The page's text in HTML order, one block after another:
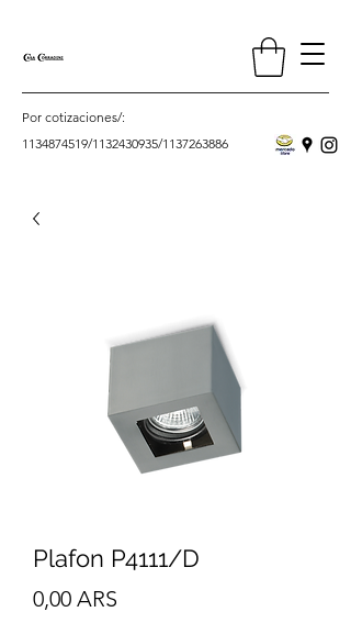
Por cotizaciones/:
1134874519/1132430935/1137263886
Plafon P4111/D
0,00 ARS